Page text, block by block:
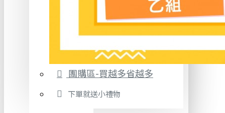
團購區-買越多省越多
下單就送小禮物